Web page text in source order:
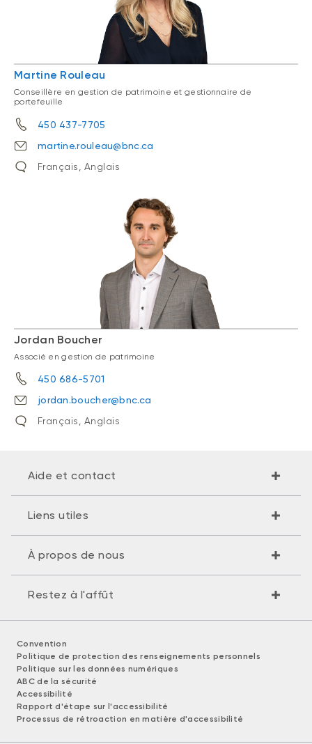
Martine Rouleau
Conseillère en gestion de patrimoine et gestionnaire de
portefeuille
450 437-7705
martine.rouleau@bnc.ca
Français, Anglais
Jordan Boucher
Associé en gestion de patrimoine
450 686-5701
jordan.boucher@bnc.ca
Français, Anglais
Aide et contact
Liens utiles
À propos de nous
Restez à l'affût
Convention
Politique de protection des renseignements personnels
Politique sur les données numériques
ABC de la sécurité
Accessibilité
Rapport d'étape sur l'accessibilité
Processus de rétroaction en matière d'accessibilité